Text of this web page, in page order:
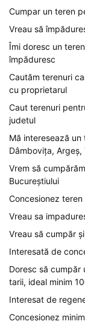
Cumpar un teren
Vreau să
Îmi doresc un
împăduresc
Cautăm terenuri
cu proprietarul
Caut terenuri
judetul
Mă interesează
Dâmbovița, Argeș,
Vrem să
Bucureștiului
Concesionez
Vreau sa
Vreau să cumpăr
Interesată de
Doresc să cumpăr
tarii, ideal minim
Interesat de
Concesionez